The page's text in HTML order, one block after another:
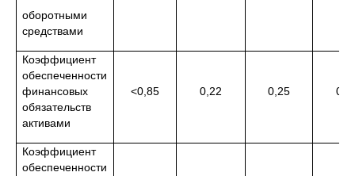
оборотными
средствами
Коэффициент
обеспеченности
финансовых
обязательств
активами
<0,85 0,22 0,25
Коэффициент
обеспеченности